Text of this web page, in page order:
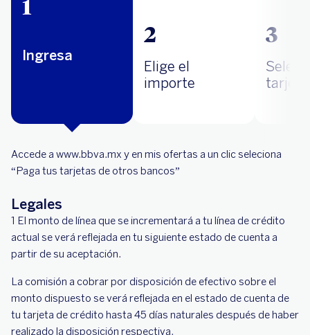
Ingresa
2
Elige el
importe
3
Accede a www.bbva.mx y en mis ofertas a un clic seleciona
“Paga tus tarjetas de otros bancos”
Legales
1 El monto de línea que se incrementará a tu línea de crédito
actual se verá reflejada en tu siguiente estado de cuenta a
partir de su aceptación.
La comisión a cobrar por disposición de efectivo sobre el
monto dispuesto se verá reflejada en el estado de cuenta de
tu tarjeta de crédito hasta 45 días naturales después de haber
realizado la disposición respectiva.